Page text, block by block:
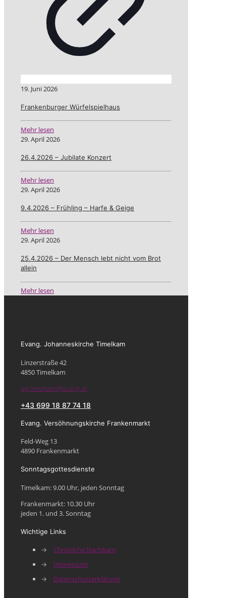
19. Juni 2026
Frankenburger Würfelspielhaus
Mehr lesen
29. April 2026
26.4.2026 – Jubilate Konzert
Mehr lesen
29. April 2026
9.4.2026 – Frühling – Harfe & Geige
Mehr lesen
29. April 2026
25.4.2026 – Der Mensch lebt nicht vom Brot
allein
Mehr lesen
Evang. Johanneskirche Timelkam
Linzerstraße 42
4850 Timelkam
pg.timelkam@evang.at
+43 699 18 87 74 18
Evang. Versöhnungskirche Frankenmarkt
Feld-Weg 13
4890 Frankenmarkt
Sonntagsgottesdienste
Timelkam: 9.00 Uhr, jeden Sonntag
Frankenmarkt: 10.30 Uhr
jeden 1. und 3. Sonntag
Wichtige Links
→
Christliche Nachbarn
→
Impressum
→
Datenschutzerklärung